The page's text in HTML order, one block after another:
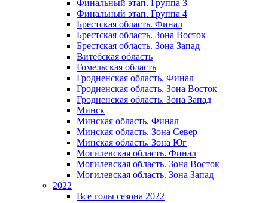
Финальный этап. Группа 3
Финальный этап. Группа 4
Брестская область. Финал
Брестская область. Зона Восток
Брестская область. Зона Запад
Витебская область
Гомельская область
Гродненская область. Финал
Гродненская область. Зона Восток
Гродненская область. Зона Запад
Минск
Минская область. Финал
Минская область. Зона Север
Минская область. Зона Юг
Могилевская область. Финал
Могилевская область. Зона Восток
Могилевская область. Зона Запад
2022
Все голы сезона 2022